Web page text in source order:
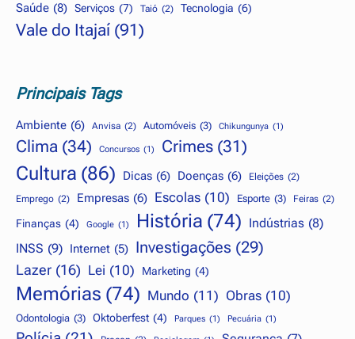
Saúde (8) Serviços (7) Taió (2) Tecnologia (6)
Vale do Itajaí (91)
Principais Tags
Ambiente (6) Anvisa (2) Automóveis (3) Chikungunya (1)
Clima (34) Concursos (1) Crimes (31)
Cultura (86) Dicas (6) Doenças (6) Eleições (2)
Emprego (2) Empresas (6) Escolas (10) Esporte (3) Feiras (2)
Finanças (4) Google (1) História (74) Indústrias (8)
INSS (9) Internet (5) Investigações (29)
Lazer (16) Lei (10) Marketing (4)
Memórias (74) Mundo (11) Obras (10)
Odontologia (3) Oktoberfest (4) Parques (1) Pecuária (1)